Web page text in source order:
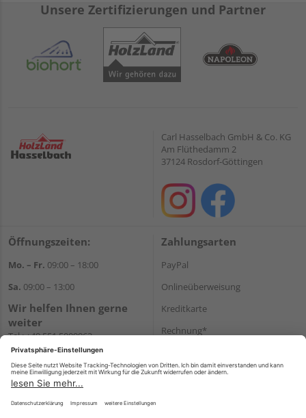
Unsere Zertifizierungen und Partner
Carl Hasselbach GmbH & Co. KG
Am Flüthedamm 2
37124 Rosdorf-Göttingen
Öffnungszeiten:
Mo. – Fr. 09:00 – 18:00
Sa. 09:00 – 13:00
Wir helfen Ihnen gerne
weiter
Tel.:+49 551 5009963
E-Mail:shop@holzland-
hasselbach.de
Zahlungsarten
PayPal
Onlineüberweisung
Kreditkarte
Rechnung*
Versand